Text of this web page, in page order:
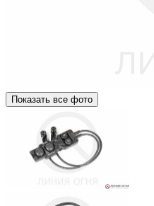
Показать все фото